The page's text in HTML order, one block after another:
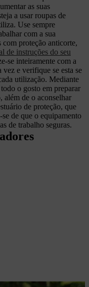
as suas
a usar roupas de
Use sempre
com a sua
com proteção anticorte,
de instruções do seu
se inteiramente com a
e verifique se esta se
utilização. Mediante
o gosto em preparar
além de o aconselhar
de proteção, que
de que o equipamento
de trabalho seguras.